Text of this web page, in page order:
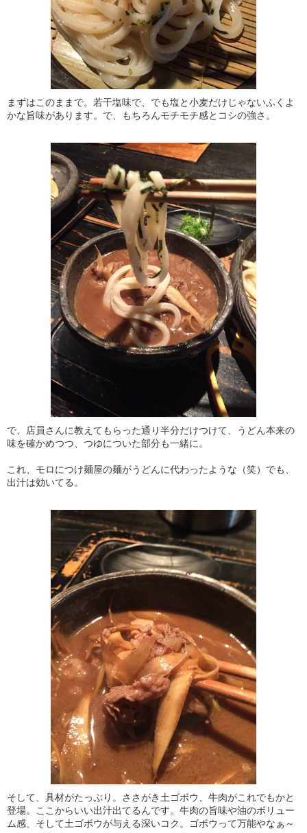
まずはこのままで。若干塩味で、でも塩と小麦だけじゃないふくよ
かな旨味があります。で、もちろんモチモチ感とコシの強さ。
で、店員さんに教えてもらった通り半分だけつけて、うどん本来の
味を確かめつつ、つゆについた部分も一緒に。
これ、モロにつけ麺屋の麺がうどんに代わったような（笑）でも、
出汁は効いてる。
そして、具材がたっぷり。ささがき土ゴボウ、牛肉がこれでもかと
登場。ここからいい出汁出てるんです。牛肉の旨味や油のボリュー
ム感、そして土ゴボウが与える深いコク。ゴボウって万能やなぁ～